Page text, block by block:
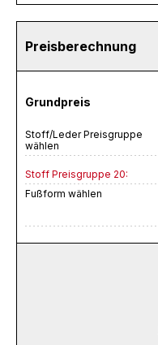
Preisberechnung
Grundpreis
Stoff/Leder Preisgruppe
wählen
Stoff Preisgruppe 20:
Fußform wählen